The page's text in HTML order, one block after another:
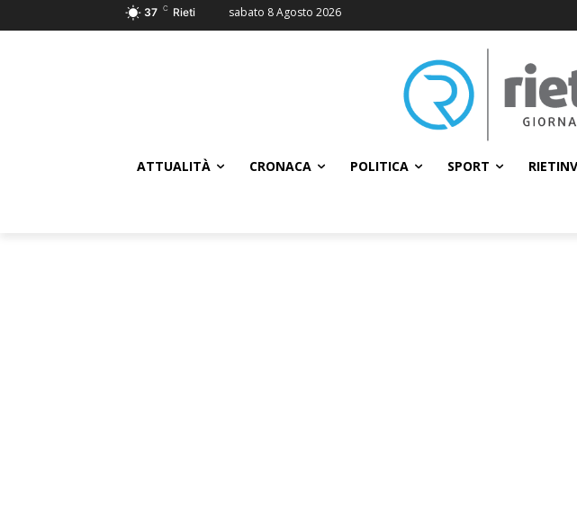
37 C Rieti sabato 8 Agosto 2026
ATTUALITÀ CRONACA POLITICA SPORT